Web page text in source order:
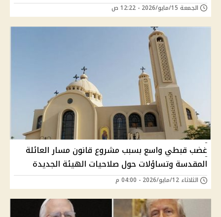
الجمعة 15/مايو/2026 - 12:22 ص
غضب قبطي واسع بسبب مشروع قانون مسار العائلة
المقدسة وتساؤلات حول صلاحيات الهيئة الجديدة
الثلاثاء 12/مايو/2026 - 04:00 م